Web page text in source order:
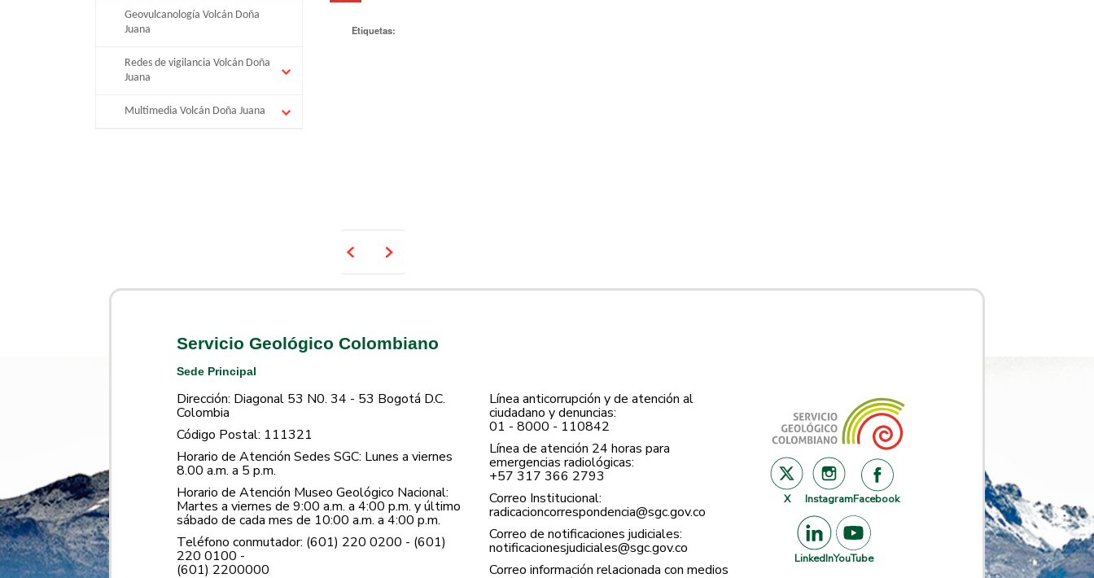
Geovulcanología Volcán Doña
Juana
Redes de vigilancia Volcán Doña
Juana
Multimedia Volcán Doña Juana
Etiquetas:
Servicio Geológico Colombiano
Sede Principal
Dirección: Diagonal 53 N0. 34 - 53 Bogotá D.C.
Colombia
Código Postal: 111321
Horario de Atención Sedes SGC: Lunes a viernes
8.00 a.m. a 5 p.m.
Horario de Atención Museo Geológico Nacional:
Martes a viernes de 9:00 a.m. a 4:00 p.m. y último
sábado de cada mes de 10:00 a.m. a 4:00 p.m.
Teléfono conmutador: (601) 220 0200 - (601)
220 0100 -
(601) 2200000
Línea anticorrupción y de atención al
ciudadano y denuncias:
01 - 8000 - 110842
Línea de atención 24 horas para
emergencias radiológicas:
+57 ​317 366 2793
Correo Institucional:
radicacioncorrespondencia@sgc.gov.co
Correo de notificaciones judiciales:
notificacionesjudiciales@sgc.gov.co
Correo información relacionada con medios
X InstagramFacebook
LinkedInYouTube